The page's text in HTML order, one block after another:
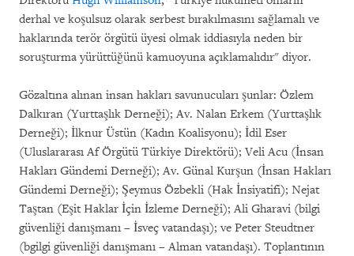
derhal ve koşulsuz olarak serbest bırakılmasını sağlamalı ve
haklarında terör örgütü üyesi olmak iddiasıyla neden bir
soruşturma yürüttüğünü kamuoyuna açıklamalıdır" diyor.
Gözaltına alınan insan hakları savunucuları şunlar: Özlem
Dalkıran (Yurttaşlık Derneği); Av. Nalan Erkem (Yurttaşlık
Derneği); İlknur Üstün (Kadın Koalisyonu); İdil Eser
(Uluslararası Af Örgütü Türkiye Direktörü); Veli Acu (İnsan
Hakları Gündemi Derneği); Av. Günal Kurşun (İnsan Hakları
Gündemi Derneği); Şeymus Özbekli (Hak İnsiyatifi); Nejat
Taştan (Eşit Haklar İçin İzleme Derneği); Ali Gharavi (bilgi
güvenliği danışmanı – İsveç vatandaşı); ve Peter Steudtner
(bgilgi güvenliği danışmanı – Alman vatandaşı). Toplantının